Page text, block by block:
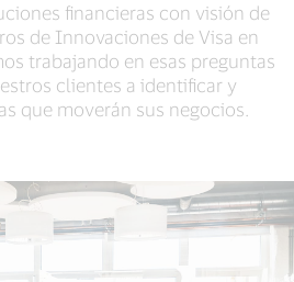
financieras con visión de
de Innovaciones de Visa en
trabajando en esas preguntas
clientes a identificar y
que moverán sus negocios.